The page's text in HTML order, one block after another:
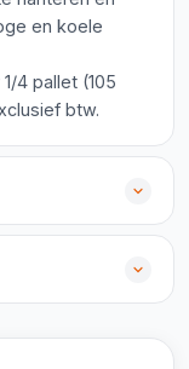
en koele
4 pallet (105
btw.